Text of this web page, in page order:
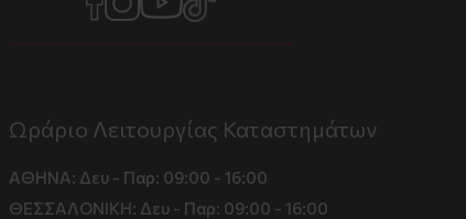
Ωράριο Λειτουργίας Καταστημάτων
ΑΘΗΝΑ: Δευ - Παρ: 09:00 - 16:00
ΘΕΣΣΑΛΟΝΙΚΗ: Δευ - Παρ: 09:00 - 16:00